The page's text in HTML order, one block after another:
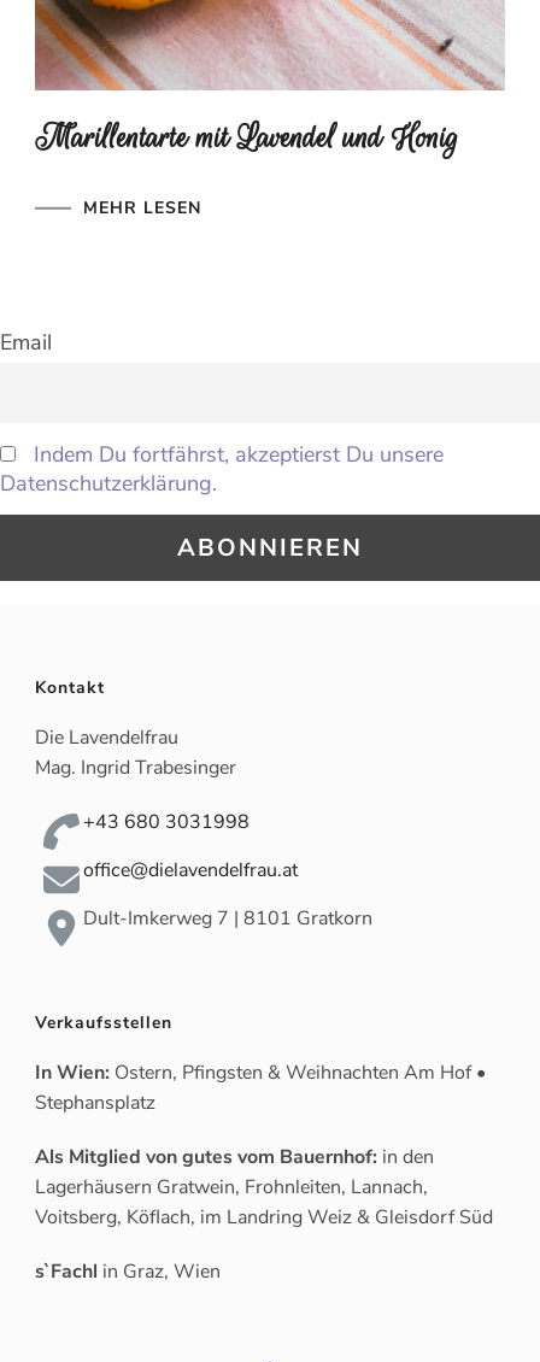
Marillentarte mit Lavendel und Honig
MEHR LESEN
Email
Indem Du fortfährst, akzeptierst Du unsere
Datenschutzerklärung.
Kontakt
Die Lavendelfrau
Mag. Ingrid Trabesinger
+43 680 3031998
office@dielavendelfrau.at
Dult-Imkerweg 7 | 8101 Gratkorn
Verkaufsstellen
In Wien: Ostern, Pfingsten & Weihnachten Am Hof •
Stephansplatz
Als Mitglied von gutes vom Bauernhof: in den
Lagerhäusern Gratwein, Frohnleiten, Lannach,
Voitsberg, Köflach, im Landring Weiz & Gleisdorf Süd
s`Fachl in Graz, Wien